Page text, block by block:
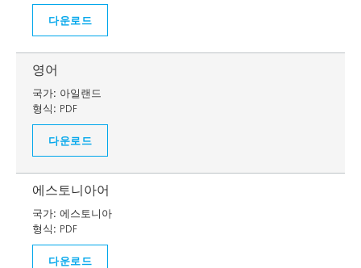
다운로드
영어
국가: 아일랜드
형식: PDF
다운로드
에스토니아어
국가: 에스토니아
형식: PDF
다운로드